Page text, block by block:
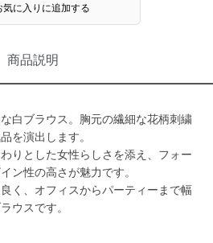
気に入りに追加する
商品説明
白ブラウス。胸元の繊細な花柄刺繍
を演出します。
りとした女性らしさを添え、フォー
ン性の高さが魅力です。
く、オフィスからパーティーまで幅
ウスです。